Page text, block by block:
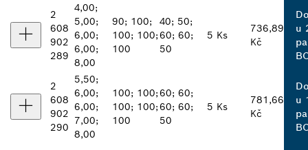
2
608
902
289
4,00;
5,00;
6,00;
6,00;
8,00
90; 100;
100; 100;
100
40; 50;
60; 60;
50
5 Ks
736,89
Kč
u
2
608
902
290
5,50;
6,00;
6,00;
7,00;
8,00
100; 100;
100; 100;
100
60; 60;
60; 60;
50
5 Ks
781,66
Kč
u